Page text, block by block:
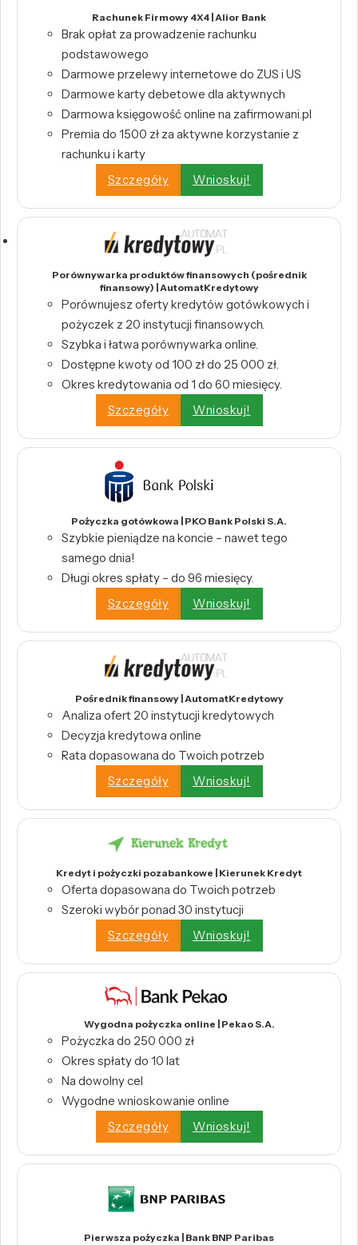
Rachunek Firmowy 4X4 | Alior Bank
Brak opłat za prowadzenie rachunku
podstawowego
Darmowe przelewy internetowe do ZUS i US
Darmowe karty debetowe dla aktywnych
Darmowa księgowość online na zafirmowani.pl
Premia do 1500 zł za aktywne korzystanie z
rachunku i karty
Szczegóły
Wnioskuj!
Porównywarka produktów finansowych (pośrednik
finansowy) | AutomatKredytowy
Porównujesz oferty kredytów gotówkowych i
pożyczek z 20 instytucji finansowych.
Szybka i łatwa porównywarka online.
Dostępne kwoty od 100 zł do 25 000 zł.
Okres kredytowania od 1 do 60 miesięcy.
Szczegóły
Wnioskuj!
Pożyczka gotówkowa | PKO Bank Polski S.A.
Szybkie pieniądze na koncie – nawet tego
samego dnia!
Długi okres spłaty – do 96 miesięcy.
Szczegóły
Wnioskuj!
Pośrednik finansowy | AutomatKredytowy
Analiza ofert 20 instytucji kredytowych
Decyzja kredytowa online
Rata dopasowana do Twoich potrzeb
Szczegóły
Wnioskuj!
Kredyt i pożyczki pozabankowe | Kierunek Kredyt
Oferta dopasowana do Twoich potrzeb
Szeroki wybór ponad 30 instytucji
Szczegóły
Wnioskuj!
Wygodna pożyczka online | Pekao S.A.
Pożyczka do 250 000 zł
Okres spłaty do 10 lat
Na dowolny cel
Wygodne wnioskowanie online
Szczegóły
Wnioskuj!
Pierwsza pożyczka | Bank BNP Paribas